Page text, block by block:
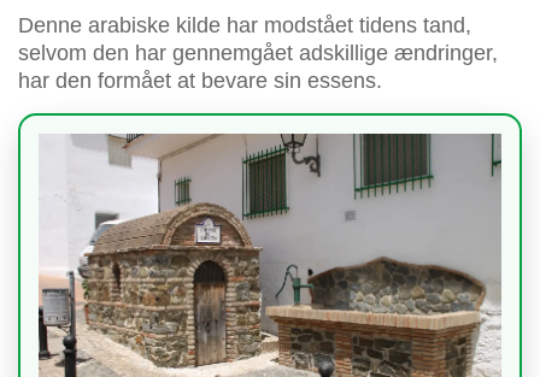
Denne arabiske kilde har modstået tidens tand,
selvom den har gennemgået adskillige ændringer,
har den formået at bevare sin essens.